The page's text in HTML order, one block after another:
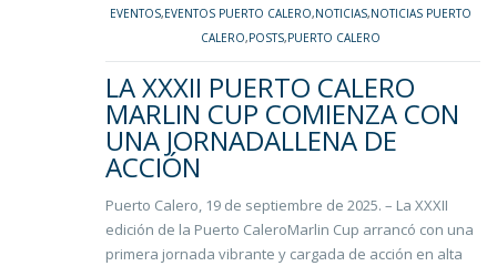
EVENTOS,EVENTOS PUERTO CALERO,NOTICIAS,NOTICIAS PUERTO
CALERO,POSTS,PUERTO CALERO
LA XXXII PUERTO CALERO
MARLIN CUP COMIENZA CON
UNA JORNADALLENA DE
ACCIÓN
Puerto Calero, 19 de septiembre de 2025. – La XXXII
edición de la Puerto CaleroMarlin Cup arrancó con una
primera jornada vibrante y cargada de acción en alta